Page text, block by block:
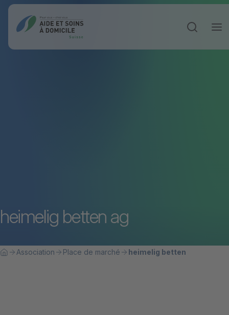
Ouvrir la
heimelig betten ag
Breadcrumb
Vous êtes ici:
HomeAssociation Place de marché heimelig betten